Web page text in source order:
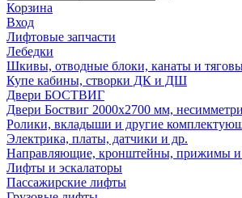
Корзина
Вход
Лифтовые запчасти
Лебедки
Шкивы, отводные блоки, канаты и
Купе кабины, створки ДК и ДШ
Двери БОСТВИГ
Двери Боствиг 2000х2700 мм,
Ролики, вкладыши и другие
Электрика, платы, датчики и др.
Направляющие, кронштейны, прижимы и
Лифты и эскалаторы
Пассажирские лифты